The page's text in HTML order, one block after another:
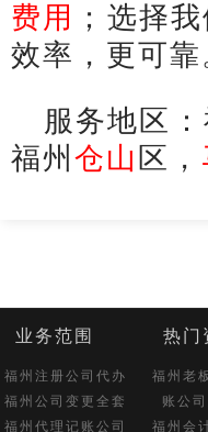
费用
；选择
效率，更可靠
服务地区：
福州 仓山 区，
业务范围
福州注册公司代办
福州公司变更全套
福州代理记账公司
热门
福州老
账公
福州会